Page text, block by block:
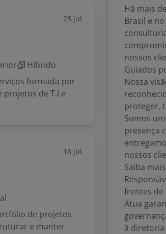
23 jul
Híbrido
formada por
de T.I e
16 jul
de projetos
e manter
Há mais
Brasil e
nossos
Guiados
Nossa
proteger,
Somos
presença
nossos
Saiba
frentes de
Atua
à diretoria